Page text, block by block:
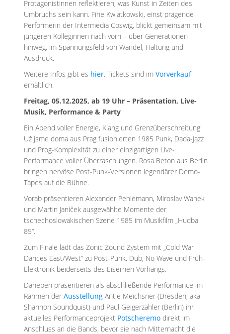
Protagonistinnen reflektieren, was Kunst in Zeiten des
Umbruchs sein kann. Fine Kwiatkowski, einst prägende
Performerin der Intermedia Coswig, blickt gemeinsam mit
jüngeren Kolleginnen nach vorn – über Generationen
hinweg, im Spannungsfeld von Wandel, Haltung und
Ausdruck.
Weitere Infos gibt es hier. Tickets sind imVorverkauf
erhältlich.
Freitag, 05.12.2025, ab 19 Uhr – Präsentation, Live-
Musik, Performance & Party
Ein Abend voller Energie, Klang und Grenzüberschreitung:
Už jsme doma aus Prag fusionierten 1985 Punk, Dada-Jazz
und Prog-Komplexität zu einer einzigartigen Live-
Performance voller Überraschungen. Rosa Beton aus Berlin
bringen nervöse Post-Punk-Versionen legendärer Demo-
Tapes auf die Bühne.
Vorab präsentieren Alexander Pehlemann, Miroslav Wanek
und Martin Janíček ausgewählte Momente der
tschechoslowakischen Szene 1985 im Musikfilm „Hudba
85“.
Zum Finale lädt das Zonic Zound Zystem mit „Cold War
Dances East/West“ zu Post-Punk, Dub, No Wave und Früh-
Elektronik beiderseits des Eisernen Vorhangs.
Daneben präsentieren als abschließende Performance im
Rahmen derAusstellung Antje Meichsner (Dresden, aka
Shannon Soundquist) und Paul Geigerzähler (Berlin) ihr
aktuelles Performanceprojekt Potscheremo direkt im
Anschluss an die Bands, bevor sie nach Mitternacht die